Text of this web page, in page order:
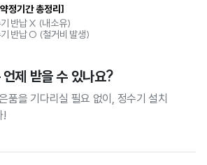
정기간 총정리]
반납 X (내소유)
반납 O (철거비 발생)
제 받을 수 있나요?
품을 기다리실 필요 없이, 정수기 설치
!